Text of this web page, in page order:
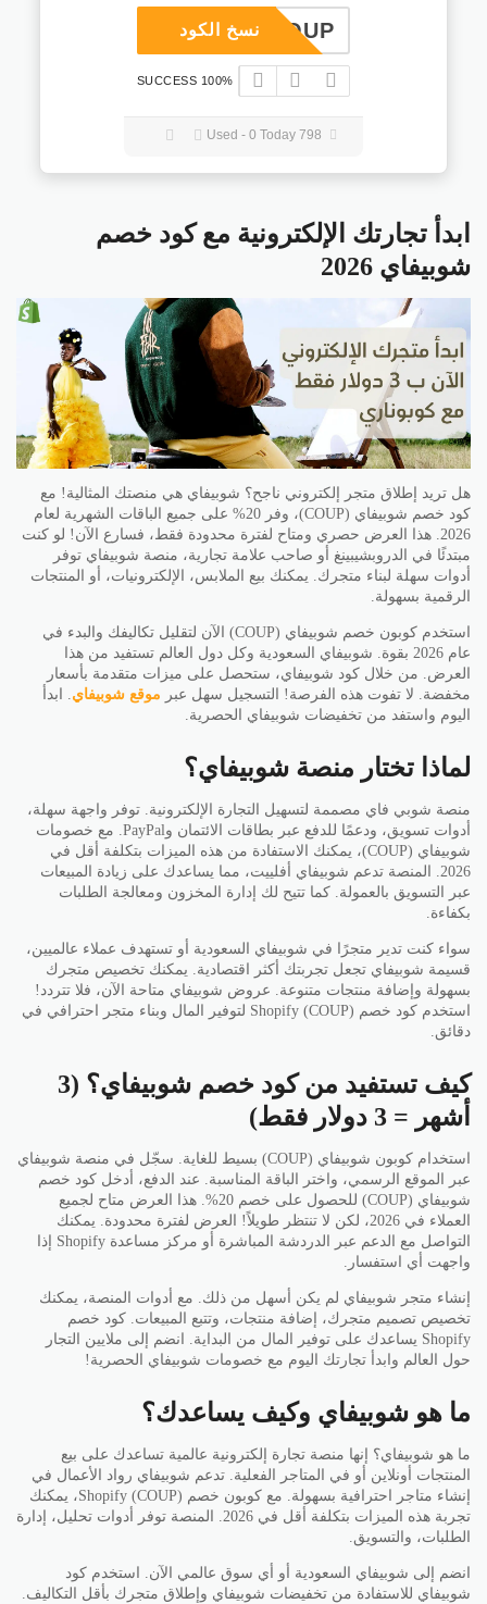
COUP نسخ الكود
100% SUCCESS
ابدأ تجارتك الإلكترونية مع كود خصم
شوبيفاي 2026
هل تريد إطلاق متجر إلكتروني ناجح؟ شوبيفاي هي منصتك المثالية! مع
كود خصم شوبيفاي (COUP)، وفر 20% على جميع الباقات الشهرية لعام
2026. هذا العرض حصري ومتاح لفترة محدودة فقط، فسارع الآن! لو كنت
مبتدئًا في الدروبشيبينغ أو صاحب علامة تجارية، منصة شوبيفاي توفر
أدوات سهلة لبناء متجرك. يمكنك بيع الملابس، الإلكترونيات، أو المنتجات
الرقمية بسهولة.
استخدم كوبون خصم شوبيفاي (COUP) الآن لتقليل تكاليفك والبدء في
عام 2026 بقوة. شوبيفاي السعودية وكل دول العالم تستفيد من هذا
العرض. من خلال كود شوبيفاي، ستحصل على ميزات متقدمة بأسعار
مخفضة. لا تفوت هذه الفرصة! التسجيل سهل عبر موقع شوبيفاي . ابدأ
اليوم واستفد من تخفيضات شوبيفاي الحصرية.
لماذا تختار منصة شوبيفاي؟
منصة شوبي فاي مصممة لتسهيل التجارة الإلكترونية. توفر واجهة سهلة،
أدوات تسويق، ودعمًا للدفع عبر بطاقات الائتمان وPayPal. مع خصومات
شوبيفاي (COUP)، يمكنك الاستفادة من هذه الميزات بتكلفة أقل في
2026. المنصة تدعم شوبيفاي أفلييت، مما يساعدك على زيادة المبيعات
عبر التسويق بالعمولة. كما تتيح لك إدارة المخزون ومعالجة الطلبات
بكفاءة.
سواء كنت تدير متجرًا في شوبيفاي السعودية أو تستهدف عملاء عالميين،
قسيمة شوبيفاي تجعل تجربتك أكثر اقتصادية. يمكنك تخصيص متجرك
بسهولة وإضافة منتجات متنوعة. عروض شوبيفاي متاحة الآن، فلا تتردد!
استخدم كود خصم Shopify (COUP) لتوفير المال وبناء متجر احترافي في
دقائق.
كيف تستفيد من كود خصم شوبيفاي؟ (3
أشهر = 3 دولار فقط)
استخدام كوبون شوبيفاي (COUP) بسيط للغاية. سجّل في منصة شوبيفاي
عبر الموقع الرسمي، واختر الباقة المناسبة. عند الدفع، أدخل كود خصم
شوبيفاي (COUP) للحصول على خصم 20%. هذا العرض متاح لجميع
العملاء في 2026، لكن لا تنتظر طويلاً! العرض لفترة محدودة. يمكنك
التواصل مع الدعم عبر الدردشة المباشرة أو مركز مساعدة Shopify إذا
واجهت أي استفسار.
إنشاء متجر شوبيفاي لم يكن أسهل من ذلك. مع أدوات المنصة، يمكنك
تخصيص تصميم متجرك، إضافة منتجات، وتتبع المبيعات. كود خصم
Shopify يساعدك على توفير المال من البداية. انضم إلى ملايين التجار
حول العالم وابدأ تجارتك اليوم مع خصومات شوبيفاي الحصرية!
ما هو شوبيفاي وكيف يساعدك؟
ما هو شوبيفاي؟ إنها منصة تجارة إلكترونية عالمية تساعدك على بيع
المنتجات أونلاين أو في المتاجر الفعلية. تدعم شوبيفاي رواد الأعمال في
إنشاء متاجر احترافية بسهولة. مع كوبون خصم Shopify (COUP)، يمكنك
تجربة هذه الميزات بتكلفة أقل في 2026. المنصة توفر أدوات تحليل، إدارة
الطلبات، والتسويق.
انضم إلى شوبيفاي السعودية أو أي سوق عالمي الآن. استخدم كود
شوبيفاي للاستفادة من تخفيضات شوبيفاي وإطلاق متجرك بأقل التكاليف.